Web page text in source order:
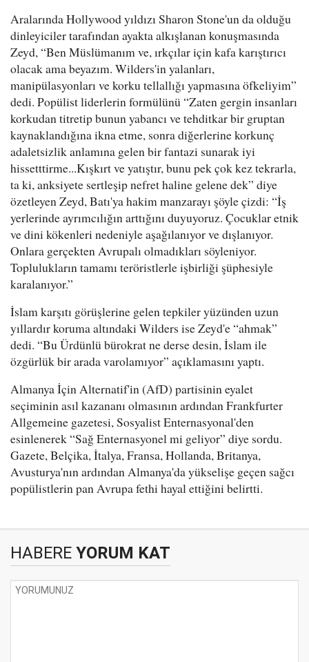
Aralarında Hollywood yıldızı Sharon Stone'un da olduğu
dinleyiciler tarafından ayakta alkışlanan konuşmasında
Zeyd, “Ben Müslümanım ve, ırkçılar için kafa karıştırıcı
olacak ama beyazım. Wilders'in yalanları,
manipülasyonları ve korku tellallığı yapmasına öfkeliyim”
dedi. Popülist liderlerin formülünü “Zaten gergin insanları
korkudan titretip bunun yabancı ve tehditkar bir gruptan
kaynaklandığına ikna etme, sonra diğerlerine korkunç
adaletsizlik anlamına gelen bir fantazi sunarak iyi
hissetttirme...Kışkırt ve yatıştır, bunu pek çok kez tekrarla,
ta ki, anksiyete sertleşip nefret haline gelene dek” diye
özetleyen Zeyd, Batı'ya hakim manzarayı şöyle çizdi: “İş
yerlerinde ayrımcılığın arttığını duyuyoruz. Çocuklar etnik
ve dini kökenleri nedeniyle aşağılanıyor ve dışlanıyor.
Onlara gerçekten Avrupalı olmadıkları söyleniyor.
Toplulukların tamamı teröristlerle işbirliği şüphesiyle
karalanıyor.”
İslam karşıtı görüşlerine gelen tepkiler yüzünden uzun
yıllardır koruma altındaki Wilders ise Zeyd'e “ahmak”
dedi. “Bu Ürdünlü bürokrat ne derse desin, İslam ile
özgürlük bir arada varolamıyor” açıklamasını yaptı.
Almanya İçin Alternatif'in (AfD) partisinin eyalet
seçiminin asıl kazananı olmasının ardından Frankfurter
Allgemeine gazetesi, Sosyalist Enternasyonal'den
esinlenerek “Sağ Enternasyonel mi geliyor” diye sordu.
Gazete, Belçika, İtalya, Fransa, Hollanda, Britanya,
Avusturya'nın ardından Almanya'da yükselişe geçen sağcı
popülistlerin pan Avrupa fethi hayal ettiğini belirtti.
HABERE YORUM KAT